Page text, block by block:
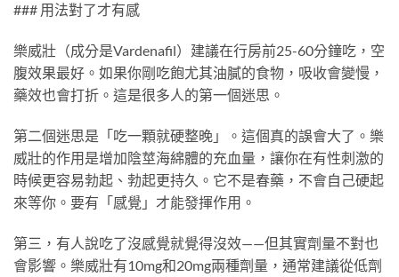
### 用法對了才有感
樂威壯（成分是Vardenafil）建議在行房前25-60分鐘吃，空
腹效果最好。如果你剛吃飽尤其油膩的食物，吸收會變慢，
藥效也會打折。這是很多人的第一個迷思。
第二個迷思是「吃一顆就硬整晚」。這個真的誤會大了。樂
威壯的作用是增加陰莖海綿體的充血量，讓你在有性刺激的
時候更容易勃起、勃起更持久。它不是春藥，不會自己硬起
來等你。要有「感覺」才能發揮作用。
第三，有人說吃了沒感覺就覺得沒效——但其實劑量不對也
會影響。樂威壯有10mg和20mg兩種劑量，通常建議從低劑